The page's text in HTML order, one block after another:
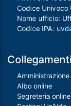
Codice Univoco
Nome ufficio:
Codice IPA:
Albo online
Segreteria online